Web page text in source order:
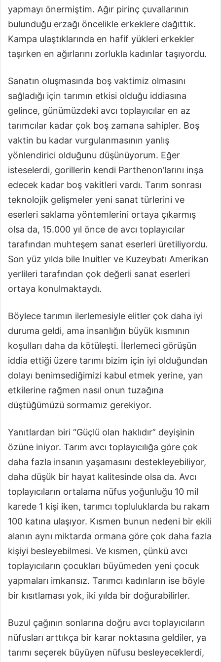
yapmayı önermiştim. Ağır pirinç çuvallarının
bulunduğu erzağı öncelikle erkeklere dağıttık.
Kampa ulaştıklarında en hafif yükleri erkekler
taşırken en ağırlarını zorlukla kadınlar taşıyordu.
Sanatın oluşmasında boş vaktimiz olmasını
sağladığı için tarımın etkisi olduğu iddiasına
gelince, günümüzdeki avcı toplayıcılar en az
tarımcılar kadar çok boş zamana sahipler. Boş
vaktin bu kadar vurgulanmasının yanlış
yönlendirici olduğunu düşünüyorum. Eğer
isteselerdi, gorillerin kendi Parthenon’larını inşa
edecek kadar boş vakitleri vardı. Tarım sonrası
teknolojik gelişmeler yeni sanat türlerini ve
eserleri saklama yöntemlerini ortaya çıkarmış
olsa da, 15.000 yıl önce de avcı toplayıcılar
tarafından muhteşem sanat eserleri üretiliyordu.
Son yüz yılda bile Inuitler ve Kuzeybatı Amerikan
yerlileri tarafından çok değerli sanat eserleri
ortaya konulmaktaydı.
Böylece tarımın ilerlemesiyle elitler çok daha iyi
duruma geldi, ama insanlığın büyük kısmının
koşulları daha da kötüleşti. İlerlemeci görüşün
iddia ettiği üzere tarımı bizim için iyi olduğundan
dolayı benimsediğimizi kabul etmek yerine, yan
etkilerine rağmen nasıl onun tuzağına
düştüğümüzü sormamız gerekiyor.
Yanıtlardan biri “Güçlü olan haklıdır” deyişinin
özüne iniyor. Tarım avcı toplayıcılığa göre çok
daha fazla insanın yaşamasını destekleyebiliyor,
daha düşük bir hayat kalitesinde olsa da. Avcı
toplayıcıların ortalama nüfus yoğunluğu 10 mil
karede 1 kişi iken, tarımcı topluluklarda bu rakam
100 katına ulaşıyor. Kısmen bunun nedeni bir ekili
alanın aynı miktarda ormana göre çok daha fazla
kişiyi besleyebilmesi. Ve kısmen, çünkü avcı
toplayıcıların çocukları büyümeden yeni çocuk
yapmaları imkansız. Tarımcı kadınların ise böyle
bir kısıtlaması yok, iki yılda bir doğurabilirler.
Buzul çağının sonlarına doğru avcı toplayıcıların
nüfusları arttıkça bir karar noktasına geldiler, ya
tarımı seçerek büyüyen nüfusu besleyeceklerdi,